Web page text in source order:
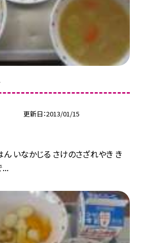
更新日 2013/01/15
ん いなかじる さけのさざれやき き